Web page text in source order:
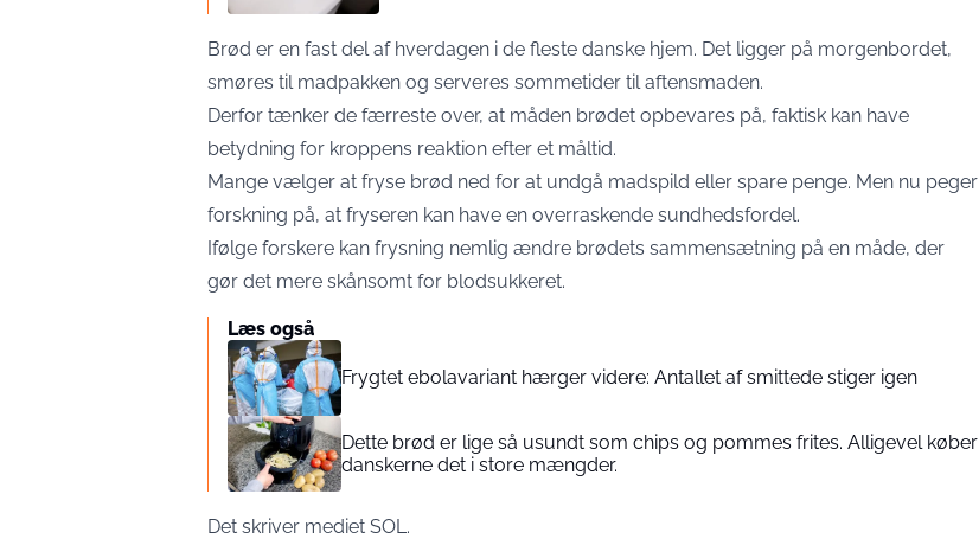
Brød er en fast del af hverdagen i de fleste danske hjem. Det ligger på morgenbordet,
smøres til madpakken og serveres sommetider til aftensmaden.
Derfor tænker de færreste over, at måden brødet opbevares på, faktisk kan have
betydning for kroppens reaktion efter et måltid.
Mange vælger at fryse brød ned for at undgå madspild eller spare penge. Men nu peger
forskning på, at fryseren kan have en overraskende sundhedsfordel.
Ifølge forskere kan frysning nemlig ændre brødets sammensætning på en måde, der
gør det mere skånsomt for blodsukkeret.
Læs også
Frygtet ebolavariant hærger videre: Antallet af smittede stiger igen
Dette brød er lige så usundt som chips og pommes frites. Alligevel køber
danskerne det i store mængder.
Det skriver mediet SOL .